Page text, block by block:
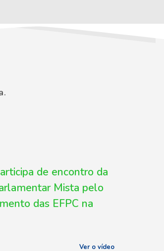
de encontro da
Mista pelo
das EFPC na
Ver o vídeo